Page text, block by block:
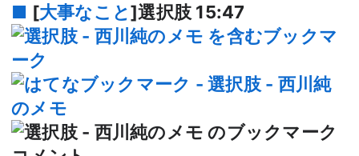
■ [大事なこと]選択肢 15:47